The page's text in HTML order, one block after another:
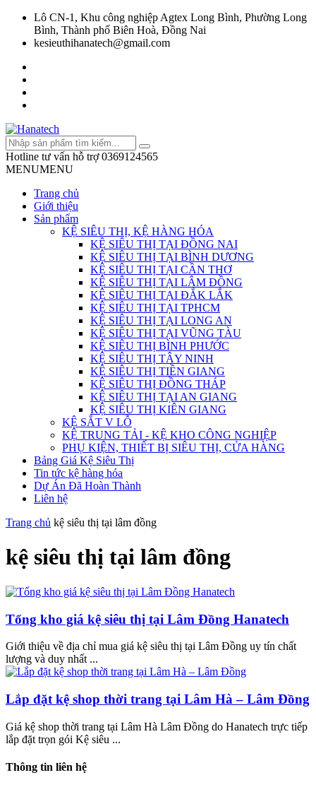
Lô CN-1, Khu công nghiệp Agtex Long Bình, Phường Long
Bình, Thành phố Biên Hoà, Đồng Nai
kesieuthihanatech@gmail.com
Hotline tư vấn hỗ trợ 0369124565
MENUMENU
Trang chủ
Giới thiệu
Sản phẩm
KỆ SIÊU THỊ, KỆ HÀNG HÓA
KỆ SIÊU THỊ TẠI ĐỒNG NAI
KỆ SIÊU THỊ TẠI BÌNH DƯƠNG
KỆ SIÊU THỊ TẠI CẦN THƠ
KỆ SIÊU THỊ TẠI LÂM ĐỒNG
KỆ SIÊU THỊ TẠI ĐẮK LẮK
KỆ SIÊU THỊ TẠI TPHCM
KỆ SIÊU THỊ TẠI LONG AN
KỆ SIÊU THỊ TẠI VŨNG TÀU
KỆ SIÊU THỊ BÌNH PHƯỚC
KỆ SIÊU THỊ TÂY NINH
KỆ SIÊU THỊ TIỀN GIANG
KỆ SIÊU THỊ ĐỒNG THÁP
KỆ SIÊU THỊ TẠI AN GIANG
KỆ SIÊU THỊ KIÊN GIANG
KỆ SẮT V LỖ
KỆ TRUNG TẢI - KỆ KHO CÔNG NGHIỆP
PHỤ KIỆN, THIẾT BỊ SIÊU THỊ, CỬA HÀNG
Bảng Giá Kệ Siêu Thị
Tin tức kệ hàng hóa
Dự Án Đã Hoàn Thành
Liên hệ
Trang chủ kệ siêu thị tại lâm đồng
kệ siêu thị tại lâm đồng
Tổng kho giá kệ siêu thị tại Lâm Đồng Hanatech
Giới thiệu về địa chỉ mua giá kệ siêu thị tại Lâm Đồng uy tín chất
lượng và duy nhất ...
Lắp đặt kệ shop thời trang tại Lâm Hà – Lâm Đồng
Giá kệ shop thời trang tại Lâm Hà Lâm Đồng do Hanatech trực tiếp
lắp đặt trọn gói Kệ siêu ...
Thông tin liên hệ